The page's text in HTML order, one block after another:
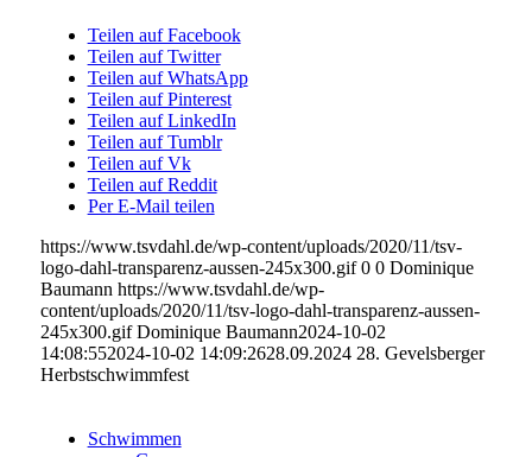
Teilen auf Facebook
Teilen auf Twitter
Teilen auf WhatsApp
Teilen auf Pinterest
Teilen auf LinkedIn
Teilen auf Tumblr
Teilen auf Vk
Teilen auf Reddit
Per E-Mail teilen
https://www.tsvdahl.de/wp-content/uploads/2020/11/tsv-
logo-dahl-transparenz-aussen-245x300.gif 0 0 Dominique
Baumann https://www.tsvdahl.de/wp-
content/uploads/2020/11/tsv-logo-dahl-transparenz-aussen-
245x300.gif Dominique Baumann2024-10-02
14:08:552024-10-02 14:09:2628.09.2024 28. Gevelsberger
Herbstschwimmfest
Schwimmen